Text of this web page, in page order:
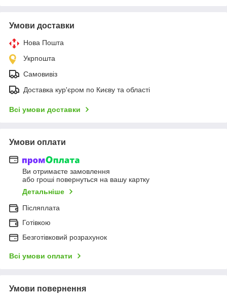
Умови доставки
Нова Пошта
Укрпошта
Самовивіз
Доставка кур'єром по Києву та області
Всі умови доставки
Умови оплати
Ви отримаєте замовлення
або гроші повернуться на вашу картку
Детальніше
Післяплата
Готівкою
Безготівковий розрахунок
Всі умови оплати
Умови повернення